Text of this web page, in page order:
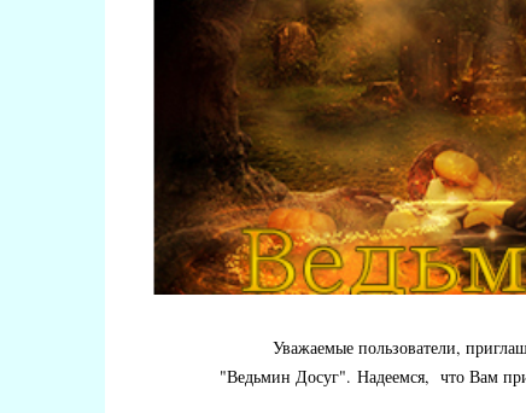
Уважаемые пользователи,
"Ведьмин Досуг". Надеемся, что Вам